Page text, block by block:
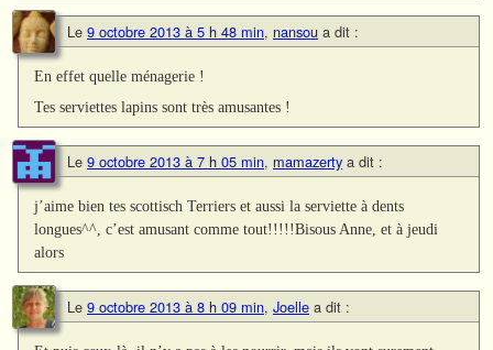
Le 9 octobre 2013 à 5 h 48 min, nansou a dit :
En effet quelle ménagerie !
Tes serviettes lapins sont très amusantes !
Le 9 octobre 2013 à 7 h 05 min, mamazerty a dit :
j’aime bien tes scottisch Terriers et aussi la serviette à dents
longues^^, c’est amusant comme tout!!!!!Bisous Anne, et à jeudi
alors
Le 9 octobre 2013 à 8 h 09 min, Joelle a dit :